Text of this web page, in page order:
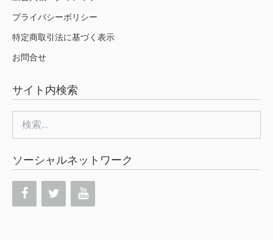
プライバシーポリシー
特定商取引法に基づく表示
お問合せ
サイト内検索
索:
ソーシャルネットワーク